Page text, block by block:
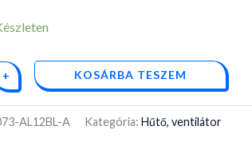
+ KOSÁRBA TESZEM
AL12BL-A Kategória: Hűtő, ventilátor